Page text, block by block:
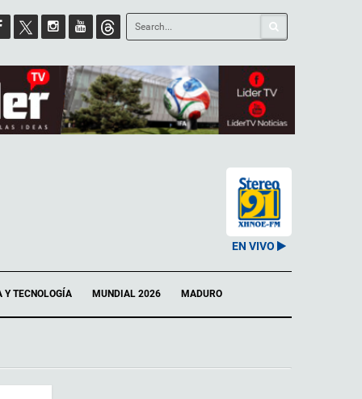
EN VIVO
Y TECNOLOGÍA MUNDIAL 2026 MADURO